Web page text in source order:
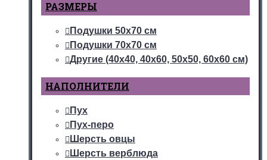
РАЗМЕРЫ
Подушки 50х70 см
Подушки 70х70 см
Другие (40х40, 40х60, 50х50, 60х60 см)
НАПОЛНИТЕЛИ
Пух
Пух-перо
Шерсть овцы
Шерсть верблюда